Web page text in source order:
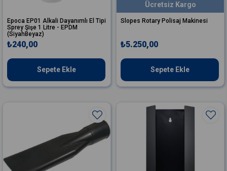
Epoca EP01 Alkali Dayanımlı El Tipi
Sprey Şişe 1 Litre - EPDM
(SiyahBeyaz)
₺240,00
Sepete Ekle
Slopes Rotary Polisaj Makinesi
₺5.250,00
Sepete Ekle
Ücretsiz Kargo